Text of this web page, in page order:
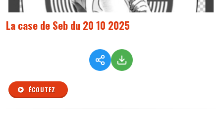
La case de Seb du 20 10 2025
ÉCOUTEZ